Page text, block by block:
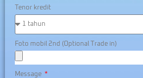
Tenor kredit
Foto mobil 2nd (Optional Trade in)
Message